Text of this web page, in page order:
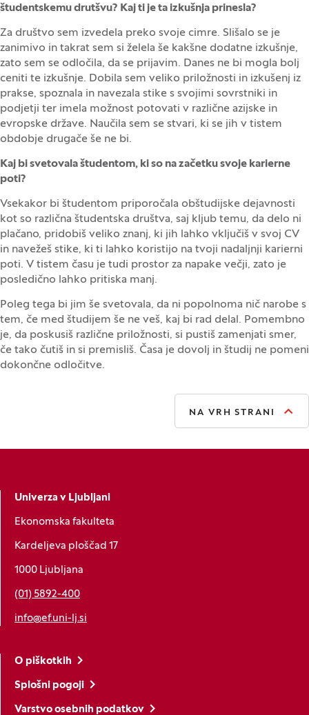
študentskemu drutšvu? Kaj ti je ta izkušnja prinesla?
Za društvo sem izvedela preko svoje cimre. Slišalo se je
zanimivo in takrat sem si želela še kakšne dodatne izkušnje,
zato sem se odločila, da se prijavim. Danes ne bi mogla bolj
ceniti te izkušnje. Dobila sem veliko priložnosti in izkušenj iz
prakse, spoznala in navezala stike s svojimi sovrstniki in
podjetji ter imela možnost potovati v različne azijske in
evropske države. Naučila sem se stvari, ki se jih v tistem
obdobje drugače še ne bi.
Kaj bi svetovala študentom, ki so na začetku svoje karierne
poti?
Vsekakor bi študentom priporočala obštudijske dejavnosti
kot so različna študentska društva, saj kljub temu, da delo ni
plačano, pridobiš veliko znanj, ki jih lahko vključiš v svoj CV
in navežeš stike, ki ti lahko koristijo na tvoji nadaljnji karierni
poti. V tistem času je tudi prostor za napake večji, zato je
posledično lahko pritiska manj.
Poleg tega bi jim še svetovala, da ni popolnoma nič narobe s
tem, če med študijem še ne veš, kaj bi rad delal. Pomembno
je, da poskusiš različne priložnosti, si pustiš zamenjati smer,
če tako čutiš in si premisliš. Časa je dovolj in študij ne pomeni
dokončne odločitve.
NA VRH STRANI
Univerza v Ljubljani
Ekonomska fakulteta
Kardeljeva ploščad 17
1000 Ljubljana
(01) 5892-400
info@ef.uni-lj.si
O piškotkih
Splošni pogoji
Varstvo osebnih podatkov